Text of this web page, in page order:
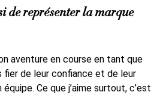
de représenter la marque
aventure en course en tant que
fier de leur confiance et de leur
Ce que j’aime surtout, c’est